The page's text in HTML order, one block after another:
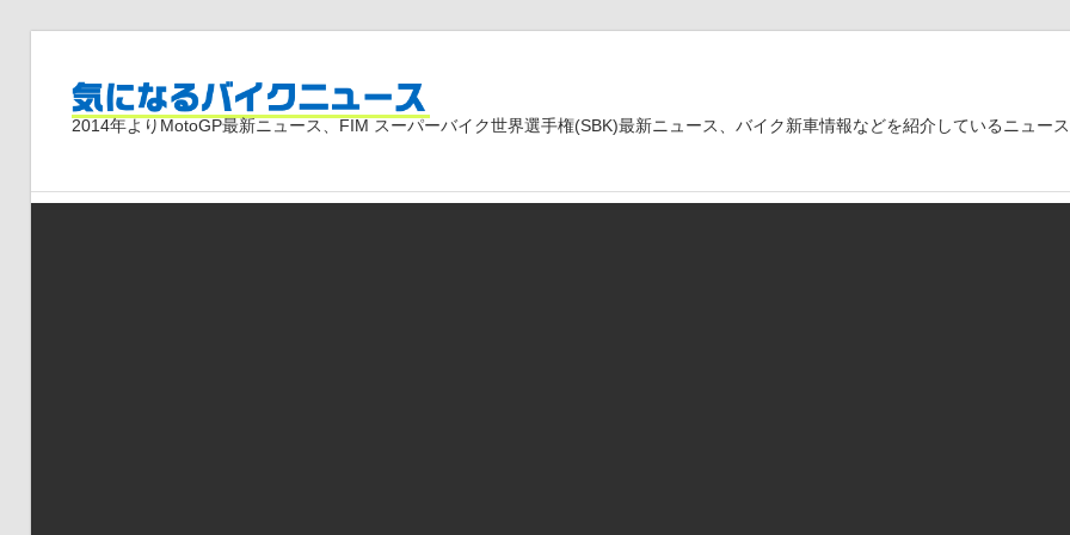
気
に
2014年よりMotoGP最新ニュース、FIM スーパーバイク世界選手権(SBK)最新ニュース、バイク新車情報などを紹介しているニュース